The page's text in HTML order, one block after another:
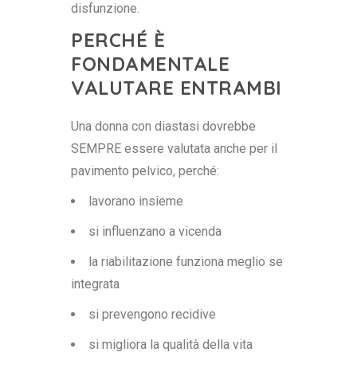
disfunzione.
PERCHÉ È
FONDAMENTALE
VALUTARE ENTRAMBI
Una donna con diastasi dovrebbe
SEMPRE essere valutata anche per il
pavimento pelvico, perché:
lavorano insieme
si influenzano a vicenda
la riabilitazione funziona meglio se
integrata
si prevengono recidive
si migliora la qualità della vita